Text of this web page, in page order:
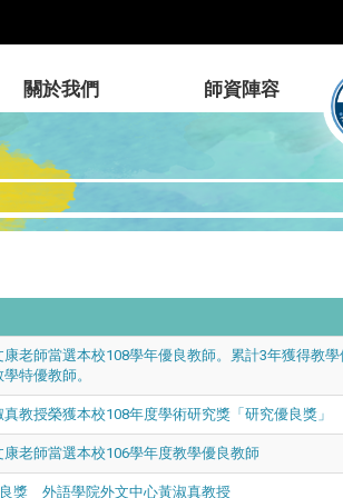
關於我們 師資陣容
老師當選本校108學年優良教師。累計3年獲得教學
特優教師。
教授榮獲本校108年度學術研究獎「研究優良獎」
老師當選本校106學年度教學優良教師
獎 外語學院外文中心黃淑真教授